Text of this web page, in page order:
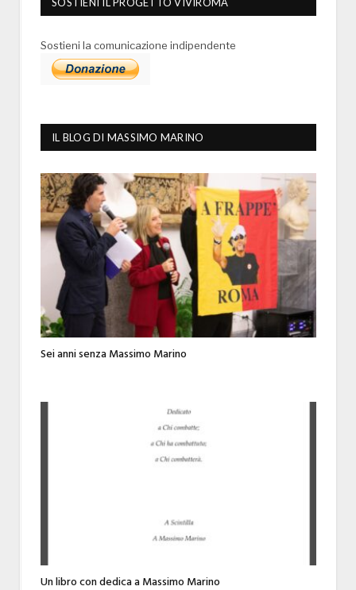
SOSTIENI IL PROGETTO VIVIROMA
Sostieni la comunicazione indipendente
IL BLOG DI MASSIMO MARINO
Sei anni senza Massimo Marino
Un libro con dedica a Massimo Marino